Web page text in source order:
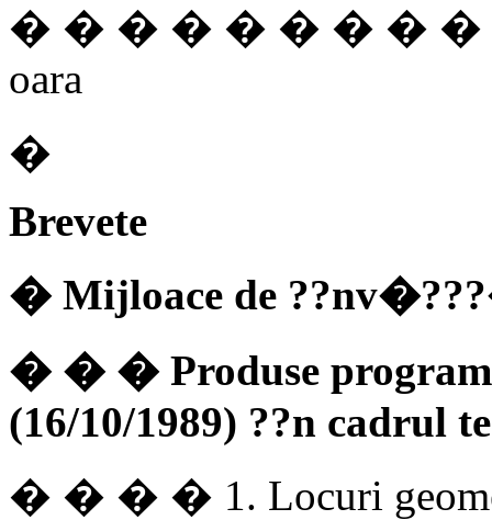
� � � � � � � � � �
oara
�
Brevete
� Mijloace de
� � � Produse program
(16/10/1989) ??n cadrul
� � � � 1. Locuri